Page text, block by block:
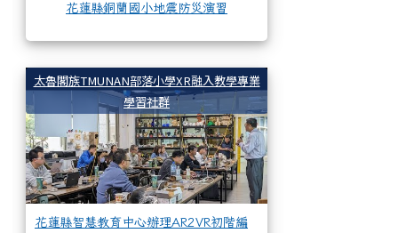
花蓮縣銅蘭國小地震防災演習
太魯閣族TMUNAN部落小學XR融入教學專業
學習社群
花蓮縣智慧教育中心辦理AR2VR初階編